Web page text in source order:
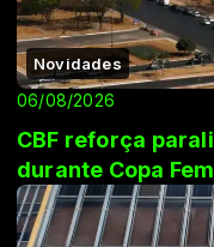
Novidades
06/08/2026
CBF reforça
durante Copa